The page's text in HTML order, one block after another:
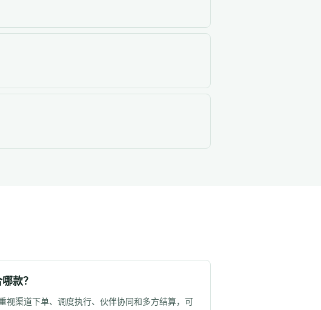
款？
视渠道下单、调度执行、伙伴协同和多方结算，可